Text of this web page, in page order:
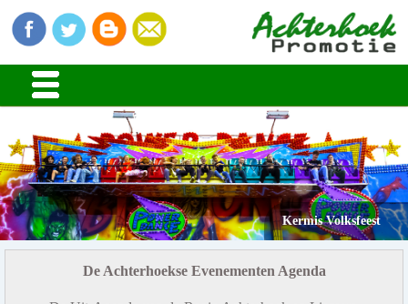
Kermis Volksfeest
De Achterhoekse Evenementen Agenda